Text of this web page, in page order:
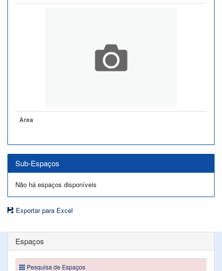
Àrea
Sub-Espaços
Não há espaços disponíveis
Exportar para Excel
Espaços
Pesquisa de Espaços